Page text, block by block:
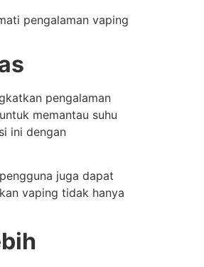
pengalaman vaping
pengalaman
memantau suhu
ini dengan
juga dapat
vaping tidak hanya